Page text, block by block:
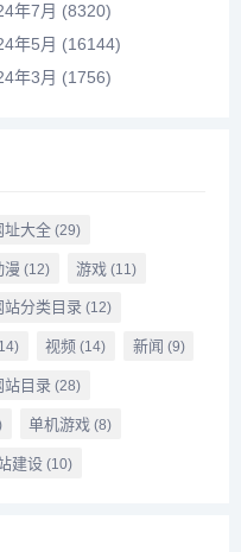
年7月 (8320)
年5月 (16144)
年3月 (1756)
址大全 (29)
漫 (12) 游戏 (11)
站分类目录 (12)
视频 (14) 新闻 (9)
站目录 (28)
单机游戏 (8)
建设 (10)